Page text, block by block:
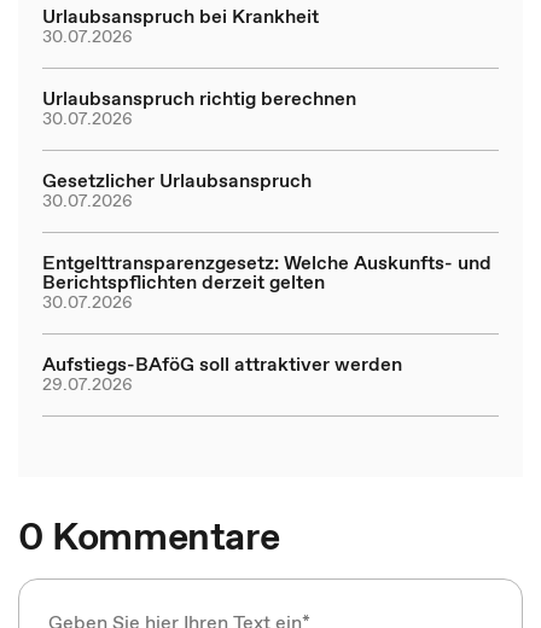
Urlaubsanspruch bei Krankheit
30.07.2026
Urlaubsanspruch richtig berechnen
30.07.2026
Gesetzlicher Urlaubsanspruch
30.07.2026
Entgelttransparenzgesetz: Welche Auskunfts- und
Berichtspflichten derzeit gelten
30.07.2026
Aufstiegs-BAföG soll attraktiver werden
29.07.2026
0 Kommentare